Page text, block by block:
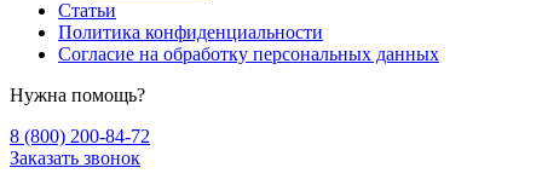
Статьи
Политика конфиденциальности
Согласие на обработку персональных данных
Нужна помощь?
8 (800) 200-84-72
Заказать звонок